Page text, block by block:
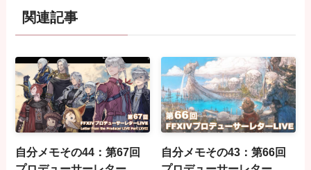
関連記事
自分メモその44：第67回
自分メモその43：第66回